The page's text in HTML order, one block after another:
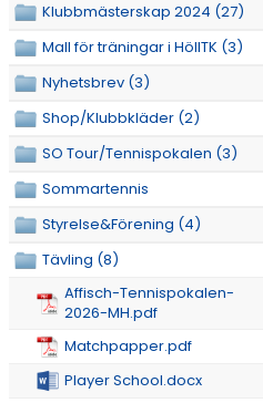
SERIESPEL & TÄVLINGAR
TENNISSHOP
RACKET-STRÄNGNING
PADEL
GRUSBANORNA
SPONSORER & SAMARBETSPARTNERS
AKTUELLT/SOCIAL MEDIA
KONTAKT & OM OSS
Klubbmästerskap 2024 (27)
Mall för träningar i HöllTK (3)
Nyhetsbrev (3)
Shop/Klubbkläder (2)
SO Tour/Tennispokalen (3)
Sommartennis
Styrelse&Förening (4)
Tävling (8)
Affisch-Tennispokalen-
2026-MH.pdf
Matchpapper.pdf
Player School.docx